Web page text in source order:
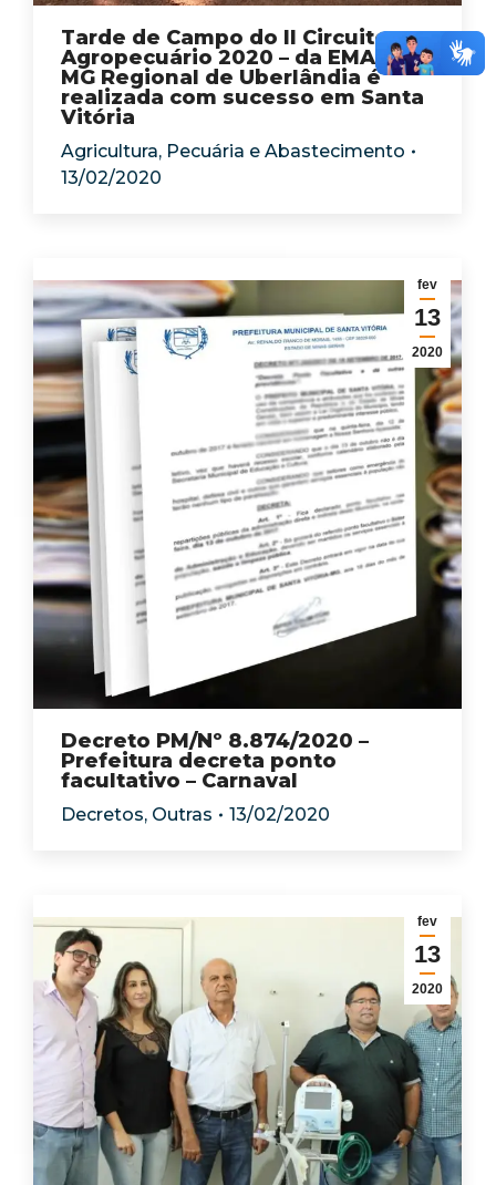
Tarde de Campo do II Circuito
Agropecuário 2020 – da EMATER-
MG Regional de Uberlândia é
realizada com sucesso em Santa
Vitória
Agricultura, Pecuária e Abastecimento
13/02/2020
fev
13
2020
Decreto PM/Nº 8.874/2020 –
Prefeitura decreta ponto
facultativo – Carnaval
Decretos, Outras 13/02/2020
fev
13
2020